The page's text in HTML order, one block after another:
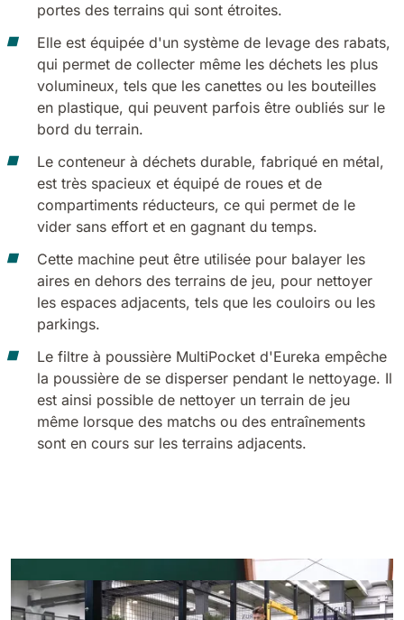
portes des terrains qui sont étroites.
Elle est équipée d'un système de levage des rabats,
qui permet de collecter même les déchets les plus
volumineux, tels que les canettes ou les bouteilles
en plastique, qui peuvent parfois être oubliés sur le
bord du terrain.
Le conteneur à déchets durable, fabriqué en métal,
est très spacieux et équipé de roues et de
compartiments réducteurs, ce qui permet de le
vider sans effort et en gagnant du temps.
Cette machine peut être utilisée pour balayer les
aires en dehors des terrains de jeu, pour nettoyer
les espaces adjacents, tels que les couloirs ou les
parkings.
Le filtre à poussière MultiPocket d'Eureka empêche
la poussière de se disperser pendant le nettoyage. Il
est ainsi possible de nettoyer un terrain de jeu
même lorsque des matchs ou des entraînements
sont en cours sur les terrains adjacents.